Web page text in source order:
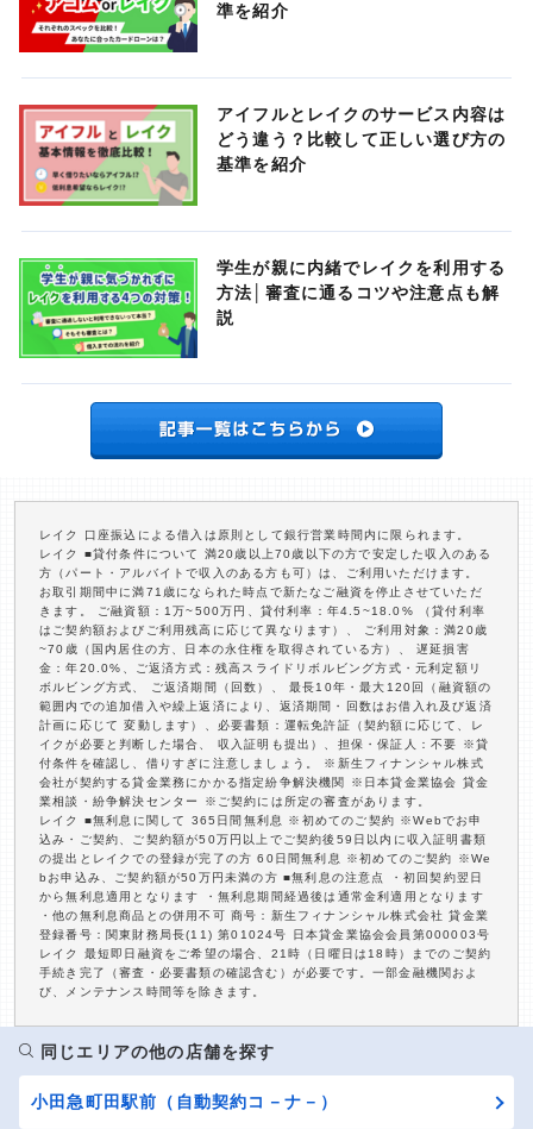
準を紹介
アイフルとレイクのサービス内容は
どう違う？比較して正しい選び方の
基準を紹介
学生が親に内緒でレイクを利用する
方法│審査に通るコツや注意点も解
説
レイク 口座振込による借入は原則として銀行営業時間内に限られます。
レイク ■貸付条件について 満20歳以上70歳以下の方で安定した収入のある
方（パート・アルバイトで収入のある方も可）は、ご利用いただけます。
お取引期間中に満71歳になられた時点で新たなご融資を停止させていただ
きます。 ご融資額：1万~500万円、貸付利率：年4.5~18.0% （貸付利率
はご契約額およびご利用残高に応じて異なります）、 ご利用対象：満20歳
~70歳（国内居住の方、日本の永住権を取得されている方）、 遅延損害
金：年20.0%、ご返済方式：残高スライドリボルビング方式・元利定額リ
ボルビング方式、 ご返済期間（回数）、 最長10年・最大120回（融資額の
範囲内での追加借入や繰上返済により、返済期間・回数はお借入れ及び返済
計画に応じて 変動します）、必要書類：運転免許証（契約額に応じて、レ
イクが必要と判断した場合、 収入証明も提出）、担保・保証人：不要 ※貸
付条件を確認し、借りすぎに注意しましょう。 ※新生フィナンシャル株式
会社が契約する貸金業務にかかる指定紛争解決機関 ※日本貸金業協会 貸金
業相談・紛争解決センター ※ご契約には所定の審査があります。
レイク ■無利息に関して 365日間無利息 ※初めてのご契約 ※Webでお申
込み・ご契約、ご契約額が50万円以上でご契約後59日以内に収入証明書類
の提出とレイクでの登録が完了の方 60日間無利息 ※初めてのご契約 ※We
bお申込み、ご契約額が50万円未満の方 ■無利息の注意点 ・初回契約翌日
から無利息適用となります ・無利息期間経過後は通常金利適用となります
・他の無利息商品との併用不可 商号：新生フィナンシャル株式会社 貸金業
登録番号：関東財務局長(11) 第01024号 日本貸金業協会会員第000003号
レイク 最短即日融資をご希望の場合、21時（日曜日は18時）までのご契約
手続き完了（審査・必要書類の確認含む）が必要です。一部金融機関およ
び、メンテナンス時間等を除きます。
同じエリアの他の店舗を探す
小田急町田駅前（自動契約コ－ナ－）